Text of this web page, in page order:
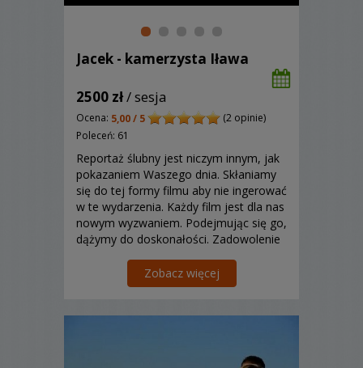
Jacek - kamerzysta Iława
2500 zł/ sesja
Ocena: 5,00 / 5
(2 opinie)
Poleceń: 61
Reportaż ślubny jest niczym innym, jak
pokazaniem Waszego dnia. Skłaniamy
się do tej formy filmu aby nie ingerować
w te wydarzenia. Każdy film jest dla nas
nowym wyzwaniem. Podejmując się go,
dążymy do doskonałości. Zadowolenie
powiedzą nasze filmy!
Zobacz więcej